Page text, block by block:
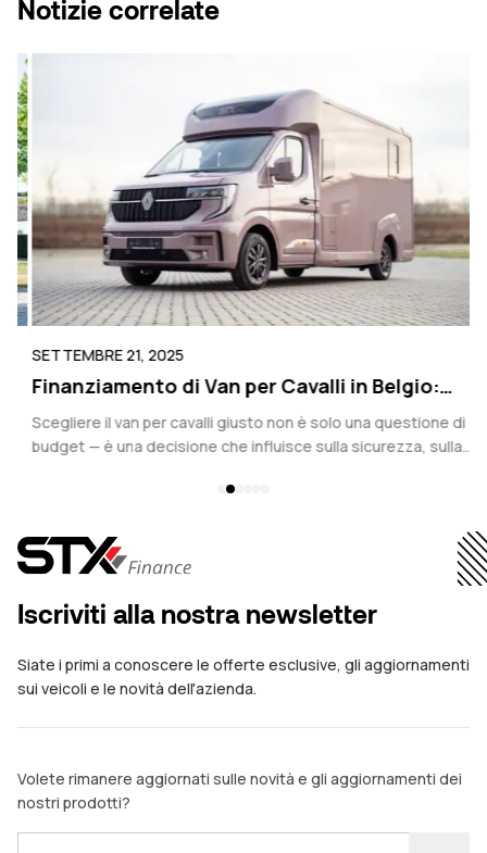
Notizie correlate
SETTEMBRE 21, 2025
Finanziamento di Van per Cavalli in Belgio:
Scegliere il Veicolo Giusto per le Esigenze dei
Tuoi Cavalli
Scegliere il van per cavalli giusto non è solo una questione di
budget — è una decisione che influisce sulla sicurezza, sulla
Iscriviti alla nostra newsletter
Siate i primi a conoscere le offerte esclusive, gli aggiornamenti
sui veicoli e le novità dell'azienda.
Volete rimanere aggiornati sulle novità e gli aggiornamenti dei
nostri prodotti?